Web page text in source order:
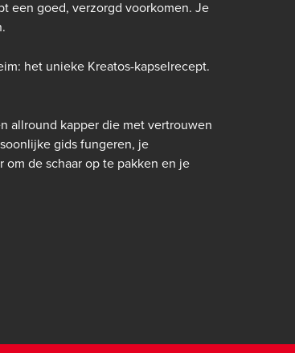
een goed, verzorgd voorkomen. Je
het unieke Kreatos-kapselrecept.
allround kapper die met vertrouwen
gids fungeren, je
de schaar op te pakken en je